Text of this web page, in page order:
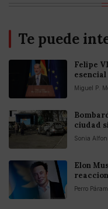
Te puede
Felipe
Miguel P.
ciudad
Sonia
Elon
Perro